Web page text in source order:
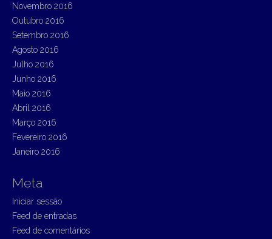
Novembro 2016
Outubro 2016
Setembro 2016
Agosto 2016
Julho 2016
Junho 2016
Maio 2016
Abril 2016
Março 2016
Fevereiro 2016
Janeiro 2016
Meta
Iniciar sessão
Feed de entradas
Feed de comentários